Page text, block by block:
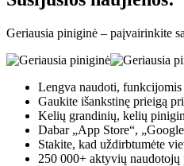
Geriausia piniginė – paįvairinkite
Lengva naudoti,
Gaukite išankstinę prieigą
Kelių grandinių, kelių
Dabar „App Store“,
Stakite, kad uždirbtumėte
250 000+ aktyvių naudotojų